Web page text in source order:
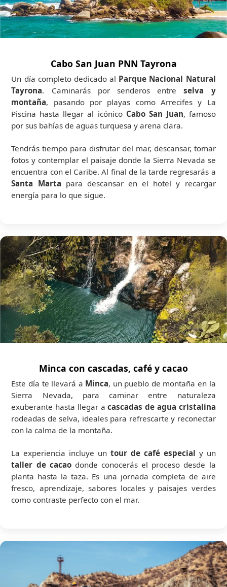
Cabo San Juan PNN Tayrona
Un día completo dedicado al Parque Nacional Natural
Tayrona. Caminarás por senderos entreselva y
montaña, pasando por playas como Arrecifes y La
Piscina hasta llegar al icónico Cabo San Juan, famoso
por sus bahías de aguas turquesa y arena clara.
Tendrás tiempo para disfrutar del mar, descansar, tomar
fotos y contemplar el paisaje donde la Sierra Nevada se
encuentra con el Caribe. Al final de la tarde regresarás a
Santa Marta para descansar en el hotel y recargar
energía para lo que sigue.
Minca con cascadas, café y cacao
Este día te llevará a Minca, un pueblo de montaña en la
Sierra Nevada, para caminar entre naturaleza
exuberante hasta llegar acascadas de agua cristalina
rodeadas de selva, ideales para refrescarte y reconectar
con la calma de la montaña.
La experiencia incluye untour de café especial y un
taller de cacaodonde conocerás el proceso desde la
planta hasta la taza. Es una jornada completa de aire
fresco, aprendizaje, sabores locales y paisajes verdes
como contraste perfecto con el mar.